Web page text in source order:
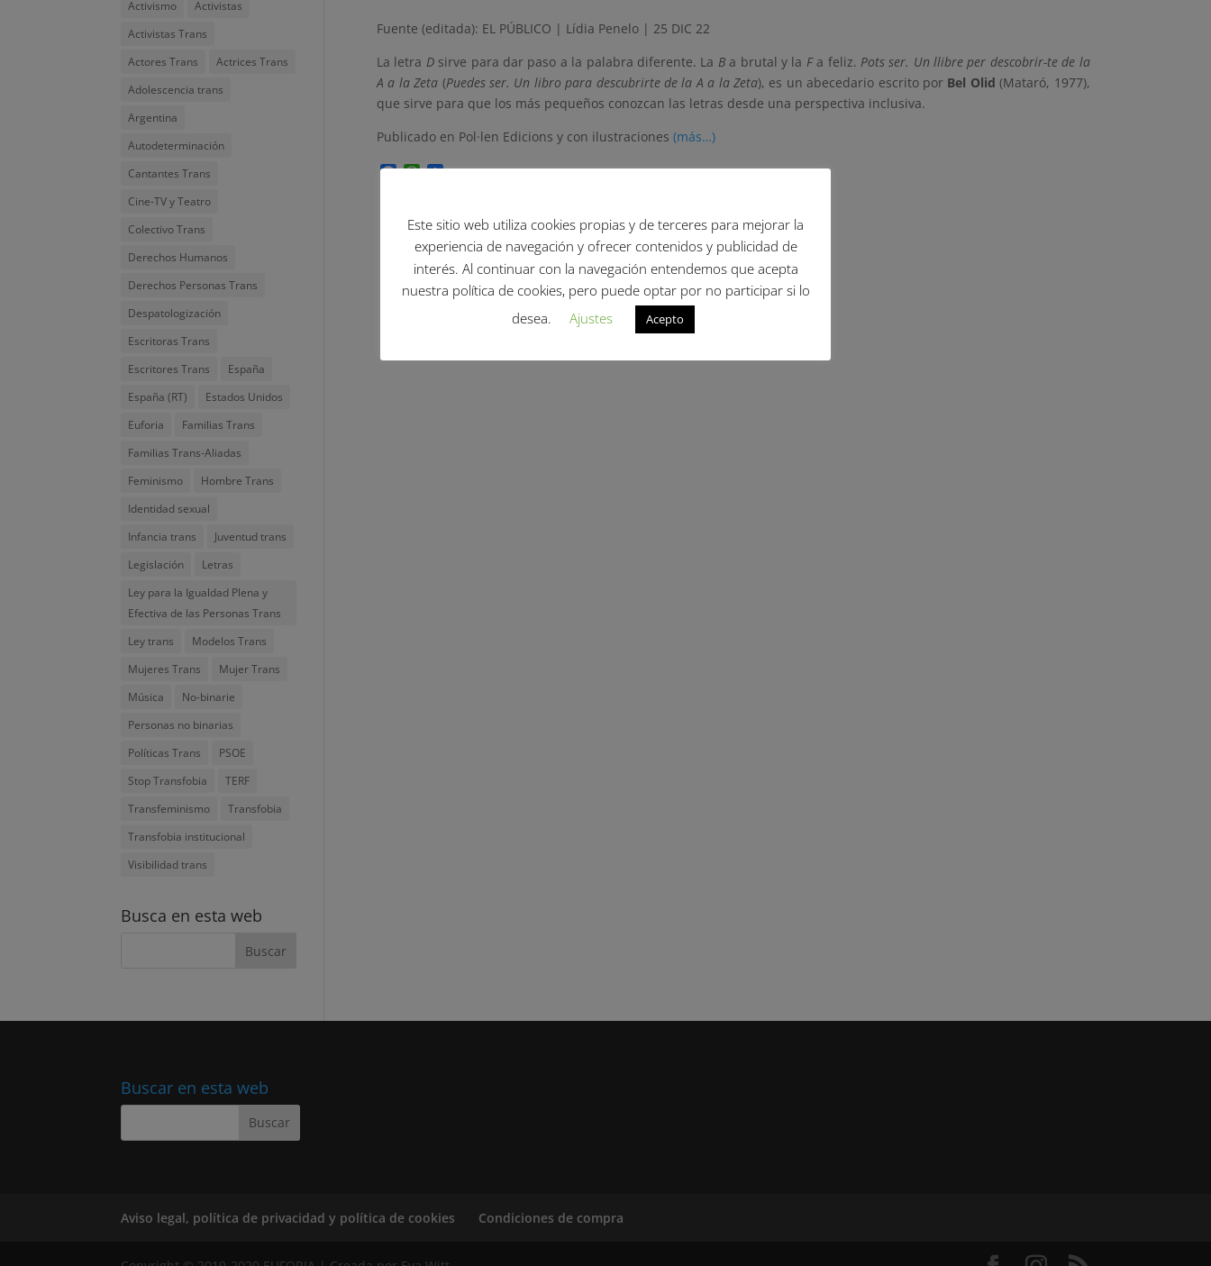
Fuente (editada): EL PÚBLICO | Lídia Penelo | 25 DIC 22
La letra D sirve para dar paso a la palabra diferente. La Ba brutal y la Fa feliz. Pots ser. Un llibre per descobrir-te de la
A a la Zeta (Puedes ser. Un libro para descubrirte de la A a la Zeta), es un abecedario escrito por Bel Olid (Mataró, 1977),
que sirve para que los más pequeños conozcan las letras desde una perspectiva inclusiva.
Publicado en Pol·len Edicions y con ilustraciones (más…)
Facebook
WhatsApp
Compartir
Activismo
Activistas
Activistas Trans
Actores Trans
Actrices Trans
Adolescencia trans
Argentina
Autodeterminación
Cantantes Trans
Cine-TV y Teatro
Colectivo Trans
Derechos Humanos
Derechos Personas Trans
Despatologización
Escritoras Trans
Escritores Trans
España
España (RT)
Estados Unidos
Euforia
Familias Trans
Familias Trans-Aliadas
Feminismo
Hombre Trans
Identidad sexual
Infancia trans
Juventud trans
Legislación
Letras
Ley para la Igualdad Plena y
Efectiva de las Personas Trans
Ley trans
Modelos Trans
Mujeres Trans
Mujer Trans
Música
No-binarie
Personas no binarias
Políticas Trans
PSOE
Stop Transfobia
TERF
Transfeminismo
Transfobia
Transfobia institucional
Visibilidad trans
Busca en esta web
Buscar en esta web
Aviso legal, política de privacidad y política de cookies Condiciones de compra
Este sitio web utiliza cookies propias y de terceres para mejorar la
experiencia de navegación y ofrecer contenidos y publicidad de
interés. Al continuar con la navegación entendemos que acepta
nuestra política de cookies, pero puede optar por no participar si lo
desea.
Ajustes Acepto